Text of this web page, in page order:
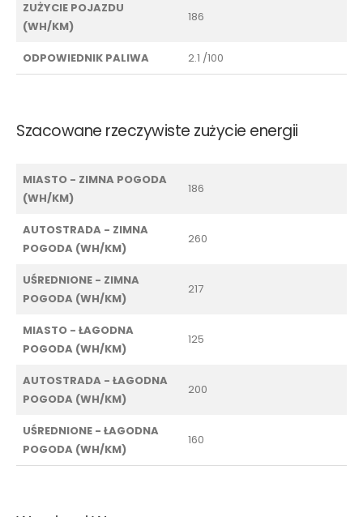
ZUŻYCIE POJAZDU
(WH/KM)
186
ODPOWIEDNIK PALIWA 2.1 /100
Szacowane rzeczywiste zużycie energii
MIASTO - ZIMNA POGODA
(WH/KM)
186
AUTOSTRADA - ZIMNA
POGODA (WH/KM)
260
UŚREDNIONE - ZIMNA
POGODA (WH/KM)
217
MIASTO - ŁAGODNA
POGODA (WH/KM)
125
AUTOSTRADA - ŁAGODNA
POGODA (WH/KM)
200
UŚREDNIONE - ŁAGODNA
POGODA (WH/KM)
160